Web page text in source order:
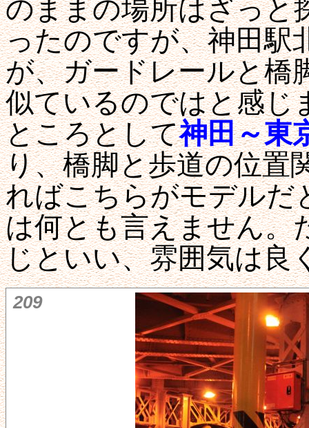
のままの場所はざっと
ったのですが、神田駅
が、ガードレールと橋
似ているのではと感じ
ところとして神田～東
り、橋脚と歩道の位置
ればこちらがモデルだ
は何とも言えません。
じといい、雰囲気は良
209